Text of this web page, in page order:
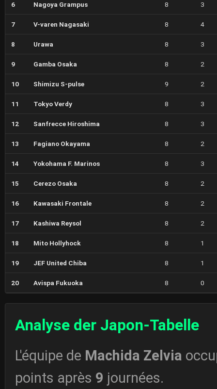
6 Nagoya Grampus 8 3
7 V-varen Nagasaki 8 4
8 Urawa 8 3
9 Gamba Osaka 8 2
10 Shimizu S-pulse 9 2
11 Tokyo Verdy 8 3
12 Sanfrecce Hiroshima 8 3
13 Fagiano Okayama 8 2
14 Yokohama F. Marinos 8 3
15 Cerezo Osaka 8 2
16 Kawasaki Frontale 8 2
17 Kashiwa Reysol 8 2
18 Mito Hollyhock 8 1
19 JEF United Chiba 8 1
20 Avispa Fukuoka 8 0
Analyse der Japon-Tabelle
L'équipe de Machida Zelvia
points après 9 journées.